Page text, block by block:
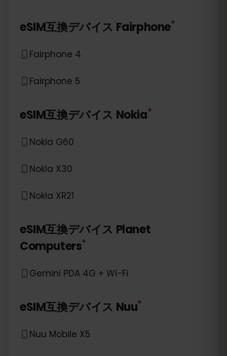
eSIM互換デバイス Fairphone*
Fairphone 4
Fairphone 5
eSIM互換デバイス Nokia*
Nokia G60
Nokia X30
Nokia XR21
eSIM互換デバイス Planet
Computers*
Gemini PDA 4G + Wi-Fi
eSIM互換デバイス Nuu*
Nuu Mobile X5